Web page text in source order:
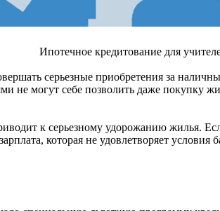
Ипотечное кредитование для
серьезные приобретения за
не могут себе позволить даже покупку
к серьезному удорожанию жилья.
которая не удовлетворяет условия